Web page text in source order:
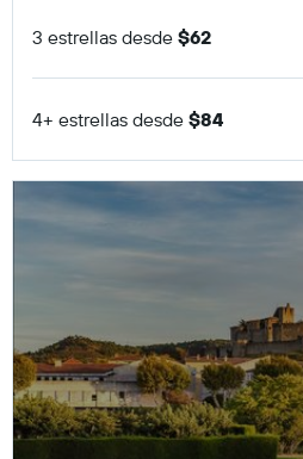
3 estrellas desde $62
4+ estrellas desde $84